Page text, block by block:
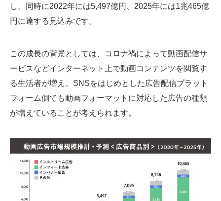
し。同時に2022年には5,497億円、2025年には1兆465億
円に達する見込みです。
この成長の背景としては、コロナ禍によって動画配信サ
ービスなどインターネット上で動画コンテンツを閲覧す
る生活者が増え、SNSをはじめとした広告配信プラット
フォーム側でも動画フォーマットに対応した広告の種類
が増えていることが考えられます。